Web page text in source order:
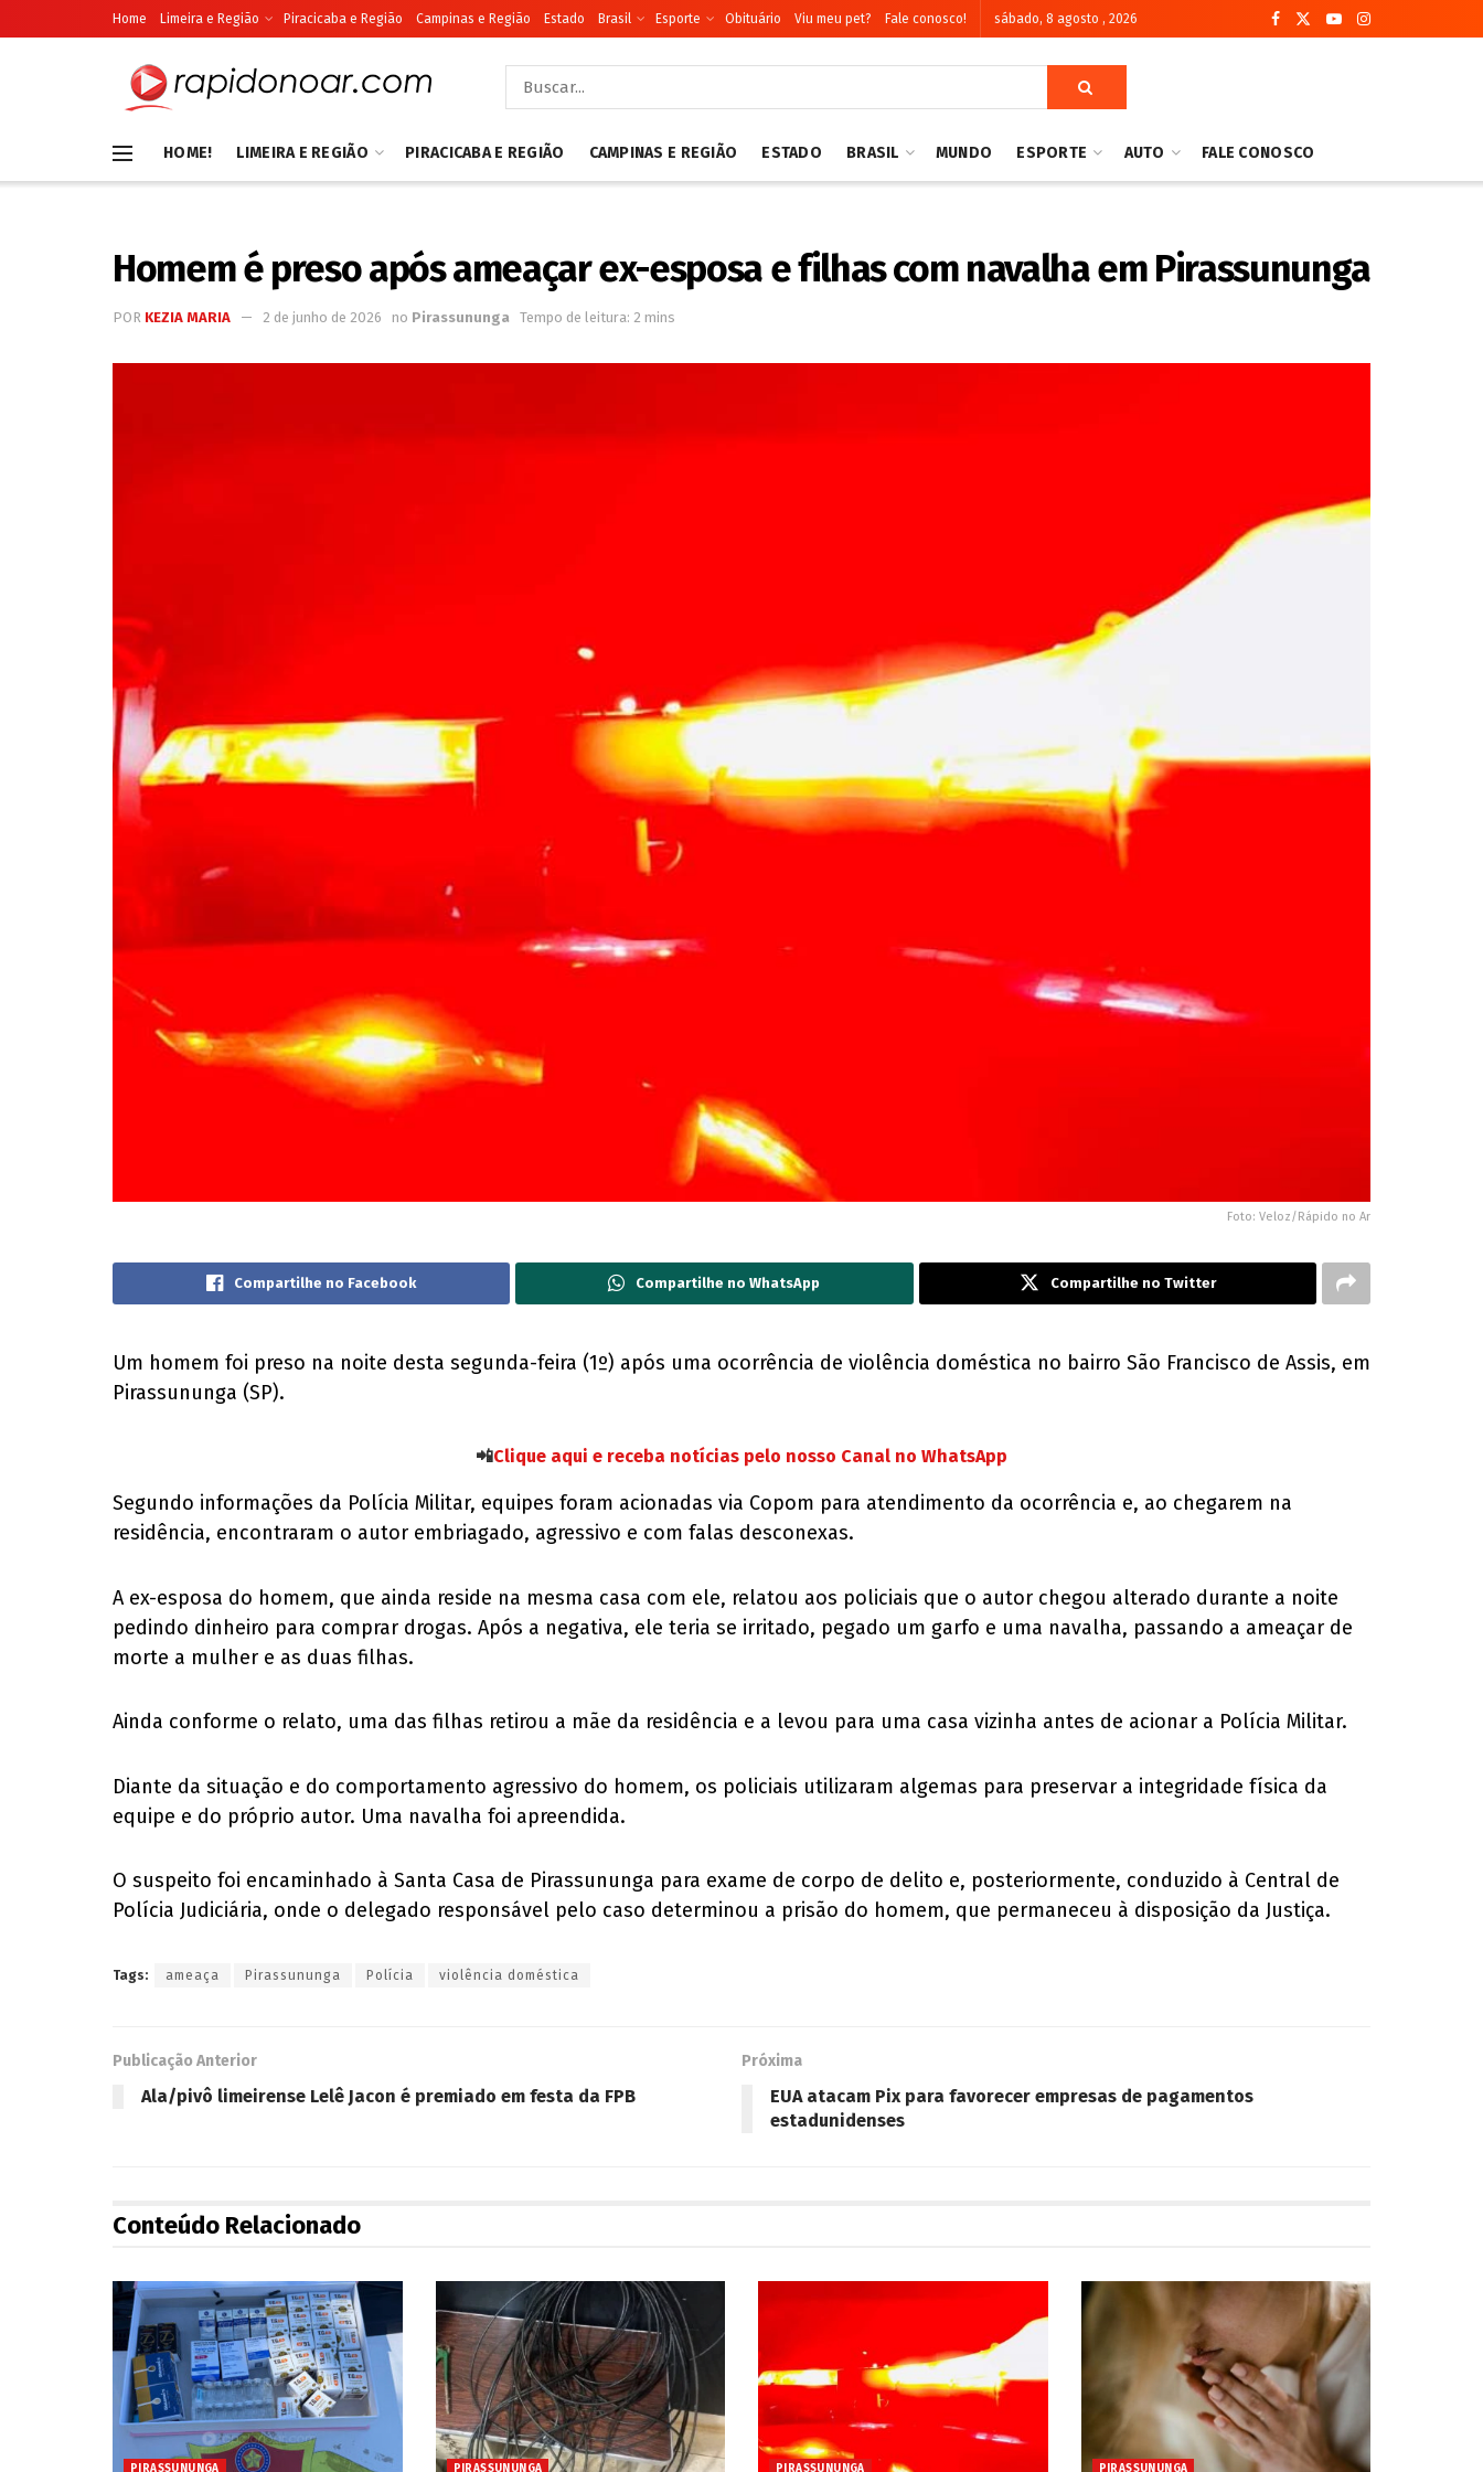
Home Limeira e Região Piracicaba e Região Campinas e Região Estado Brasil Esporte Obituário Viu meu pet? Fale conosco! sábado, 8 agosto , 2026
HOME! LIMEIRA E REGIÃO PIRACICABA E REGIÃO CAMPINAS E REGIÃO ESTADO BRASIL MUNDO ESPORTE AUTO FALE CONOSCO
Homem é preso após ameaçar ex-esposa e filhas com navalha em Pirassununga
POR KEZIA MARIA 2 de junho de 2026 no Pirassununga Tempo de leitura: 2 mins
Foto: Veloz/Rápido no Ar
Compartilhe no Facebook Compartilhe no WhatsApp Compartilhe no Twitter
Um homem foi preso na noite desta segunda-feira (1º) após uma ocorrência de violência doméstica no bairro São Francisco de Assis, em
Pirassununga (SP).
📲Clique aqui e receba notícias pelo nosso Canal no WhatsApp
Segundo informações da Polícia Militar, equipes foram acionadas via Copom para atendimento da ocorrência e, ao chegarem na
residência, encontraram o autor embriagado, agressivo e com falas desconexas.
A ex-esposa do homem, que ainda reside na mesma casa com ele, relatou aos policiais que o autor chegou alterado durante a noite
pedindo dinheiro para comprar drogas. Após a negativa, ele teria se irritado, pegado um garfo e uma navalha, passando a ameaçar de
morte a mulher e as duas filhas.
Ainda conforme o relato, uma das filhas retirou a mãe da residência e a levou para uma casa vizinha antes de acionar a Polícia Militar.
Diante da situação e do comportamento agressivo do homem, os policiais utilizaram algemas para preservar a integridade física da
equipe e do próprio autor. Uma navalha foi apreendida.
O suspeito foi encaminhado à Santa Casa de Pirassununga para exame de corpo de delito e, posteriormente, conduzido à Central de
Polícia Judiciária, onde o delegado responsável pelo caso determinou a prisão do homem, que permaneceu à disposição da Justiça.
Tags: ameaça Pirassununga Polícia violência doméstica
Publicação Anterior
Ala/pivô limeirense Lelê Jacon é premiado em festa da FPB
Próxima
EUA atacam Pix para favorecer empresas de pagamentos
estadunidenses
Conteúdo Relacionado
PIRASSUNUNGA PIRASSUNUNGA PIRASSUNUNGA PIRASSUNUNGA